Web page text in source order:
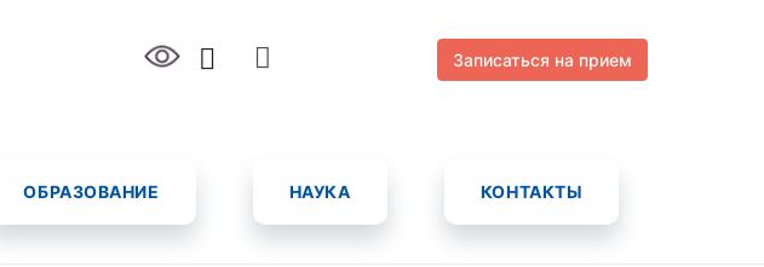
Записаться на прием
ОБРАЗОВАНИЕ НАУКА КОНТАКТЫ